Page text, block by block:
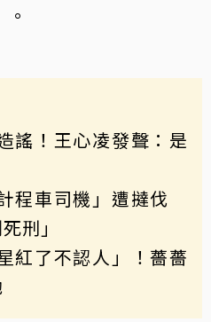
謠！王心凌發聲：是
程車司機」遭撻伐
刑」
紅了不認人」！薔薔